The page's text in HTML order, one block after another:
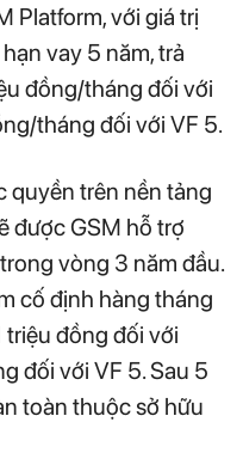
Platform, với giá trị
vay 5 năm, trả
đồng/tháng đối với
tháng đối với VF 5.
quyền trên nền tảng
được GSM hỗ trợ
vòng 3 năm đầu.
cố định hàng tháng
đồng đối với
đối với VF 5. Sau 5
toàn thuộc sở hữu